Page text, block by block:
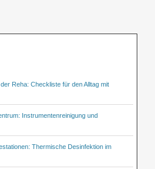
Reha: Checkliste für den Alltag mit
Instrumentenreinigung und
Thermische Desinfektion im